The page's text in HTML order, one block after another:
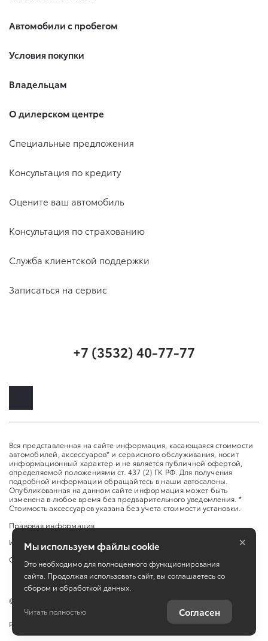
Автомобили с пробегом
Условия покупки
Владельцам
О дилерском центре
Специальные предложения
Консультация по кредиту
Оцените ваш автомобиль
Консультация по страхованию
Служба клиентской поддержки
Записаться на сервис
+7 (3532) 40-77-77
Вся представленная на сайте информация, касающаяся стоимости
автомобилей, аксессуаров* и сервисного обслуживания, носит
информационный характер и не является публичной офертой,
определяемой положениями ст. 437 (2) ГК РФ. Для получения
подробной информации обращайтесь в наши автосалоны.
Опубликованная на данном сайте информация может быть
изменена в любое время без предварительного уведомления. *
Стоимость аксессуаров указана без учета стоимости установки.
Правовая информация
Изменить настройку cookies
Сбросить cookie
©
Работает на технологиях
Мы используем файлы cookie
Это необходимо для полноценного функционирования
сайта. Продолжая использовать сайт, вы соглашаетесь со
сбором и обработкой данных.
Читать полностью Согласен
×